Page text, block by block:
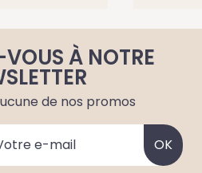
À NOTRE
de nos promos